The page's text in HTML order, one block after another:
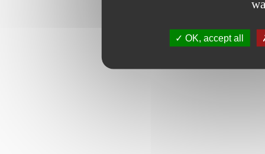
OK, accept all